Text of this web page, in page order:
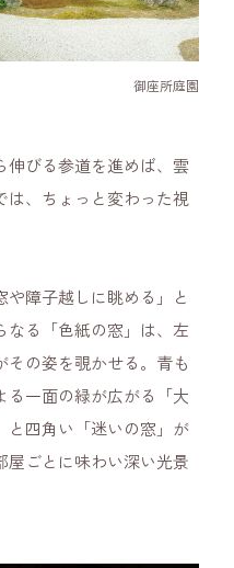
御座所庭園
伸びる参道を進めば、雲
は、ちょっと変わった視
障子越しに眺める」と
なる「色紙の窓」は、左
その姿を覗かせる。青も
る一面の緑が広がる「大
と四角い「迷いの窓」が
屋ごとに味わい深い光景